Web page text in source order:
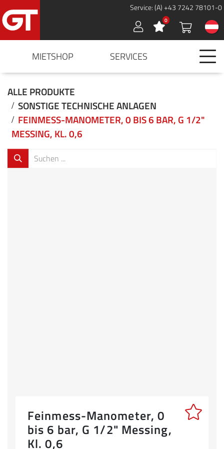
Service: (A) +43 7242 78101-0
Sign in 0
MIETSHOP SERVICES
ALLE PRODUKTE
SONSTIGE TECHNISCHE ANLAGEN
FEINMESS-MANOMETER, 0 BIS 6 BAR, G 1/2"
MESSING, KL. 0,6
Feinmess-Manometer, 0
bis 6 bar, G 1/2" Messing,
Kl. 0,6